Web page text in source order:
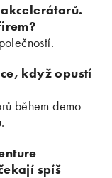
když opustí
během demo
spíš